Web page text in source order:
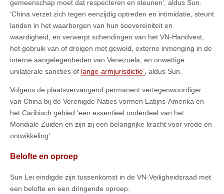
gemeenschap moet dat respecteren en steunen’, aldus Sun.
‘China verzet zich tegen eenzijdig optreden en intimidatie, steunt
landen in het waarborgen van hun soevereiniteit en
waardigheid, en verwerpt schendingen van het VN-Handvest,
het gebruik van of dreigen met geweld, externe inmenging in de
interne aangelegenheden van Venezuela, en onwettige
unilaterale sancties of lange-armjurisdictie’ , aldus Sun.
Volgens de plaatsvervangend permanent vertegenwoordiger
van China bij de Verenigde Naties vormen Latijns-Amerika en
het Caribisch gebied ‘een essentieel onderdeel van het
Mondiale Zuiden en zijn zij een belangrijke kracht voor vrede en
ontwikkeling’.
Belofte en oproep
Sun Lei eindigde zijn tussenkomst in de VN-Veiligheidsraad met
een belofte en een dringende oproep.